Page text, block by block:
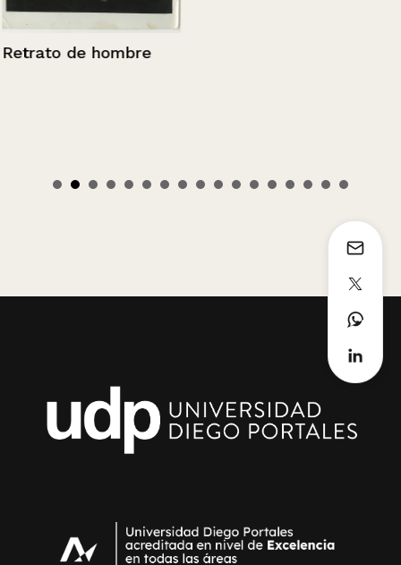
Retrato de hombre